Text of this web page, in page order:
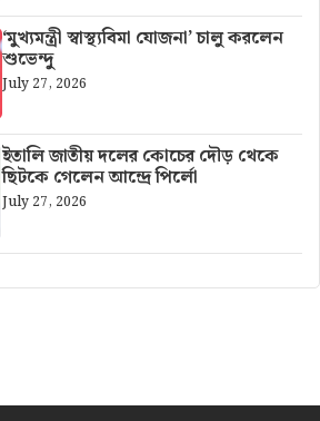
‘মুখ্যমন্ত্রী স্বাস্থ্যবিমা যোজনা’ চালু করলেন
শুভেন্দু
July 27, 2026
ইতালি জাতীয় দলের কোচের দৌড় থেকে
ছিটকে গেলেন আন্দ্রে পির্লো
July 27, 2026